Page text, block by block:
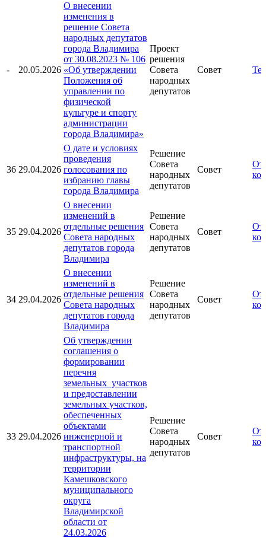
- 20.05.2026
О внесении
изменения в
решение Совета
народных депутатов
города Владимира
от 30.08.2023 № 106
«Об утверждении
Положения об
управлении по
физической
культуре и спорту
администрации
города Владимира»
Проект
решения
Совета
народных
депутатов
Совет
36 29.04.2026
О дате и условиях
проведения
голосования по
избранию главы
города Владимира
Решение
Совета
народных
депутатов
Совет
35 29.04.2026
О внесении
изменений в
отдельные решения
Совета народных
депутатов города
Владимира
Решение
Совета
народных
депутатов
Совет
34 29.04.2026
О внесении
изменений в
отдельные решения
Совета народных
депутатов города
Владимира
Решение
Совета
народных
депутатов
Совет
33 29.04.2026
Об утверждении
соглашения о
формировании
перечня
земельных участков
и предоставлении
земельных участков,
обеспеченных
объектами
инженерной и
транспортной
инфраструктуры, на
территории
Камешковского
муниципального
округа
Владимирской
области от
24.03.2026
Решение
Совета
народных
депутатов
Совет